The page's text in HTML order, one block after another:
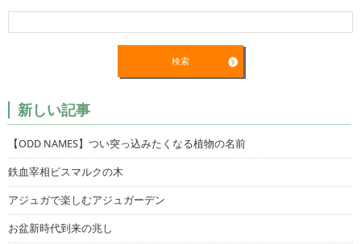
新しい記事
【ODD NAMES】つい突っ込みたくなる植物の名前
鉄血宰相ビスマルクの木
アジュガで楽しむアジュガーデン
お盆新時代到来の兆し